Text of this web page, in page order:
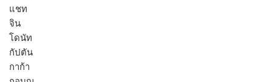
แชท
จิน
โดนัท
กัปตัน
กาก้า